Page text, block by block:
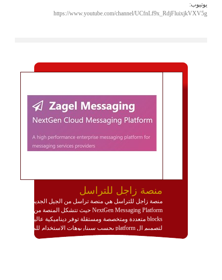
يوتيوب:
https://www.youtube.com/channel/UCfnLf9x_RdjFluixjkVXV5g
منصة زاجل للتراسل
منصة زاجل للتراسل هي منصة تراسل من الجيل الجديد
NextGen Messaging Platform حيث تتشكل المنصة من
blocks متعددة ومتخصصة ومستقلة توفر ديناميكية عالية
لتصميم ال platform بحسب سيناريوهات الاستخدام للمنصة
وتتوافق مع النشر والاستثمار ضمن بيئة استضافة dedicated